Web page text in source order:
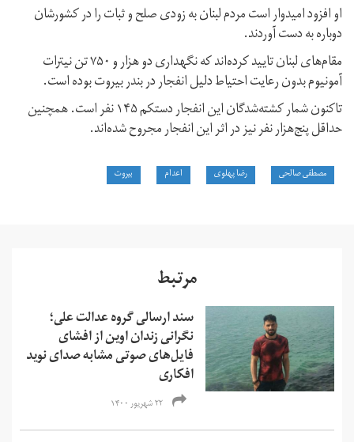
او افزود امیدوار است مردم لبنان به زودی صلح و ثبات را در کشورشان
دوباره به دست آوردند.
مقام‌های لبنان تایید کرده‌اند که نگهداری دو هزار و ۷۵۰ تن نیترات
آمونیوم بدون رعایت احتیاط دلیل انفجار در بندر بیروت بوده است.
تاکنون شمار کشته‌شدگان این انفجار دستکم ۱۴۵ نفر است. همچنین
حداقل پنج‌هزار نفر نیز در اثر این انفجار مجروح شده‌اند.
مصطفی صالحی رضا پهلوی اعدام بیروت
مرتبط
سند ارسالی گروه عدالت علی؛
نگرانی زندان اوین از افشای
فایل‌های صوتی مشابه صدای نوید
افکاری
۲۲ شهریور ۱۴۰۰